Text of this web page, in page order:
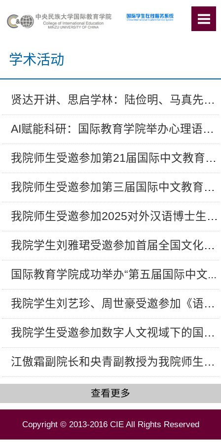
学术活动
贤达开讲、思启学林：陆俭明、马真先生...
AI赋能科研：国际教育学院举办心理语言...
我院师生受邀参加第21届国际中文教育学...
我院师生受邀参加第三届国际中文教育专...
我院师生受邀参加2025对外汉语博士生论...
我院学生刘雅珺受邀参加首届全国文化语...
国际教育学院成功举办“第五届国际中文...
我院学生刘艺珍、周世豪受邀参加《语言...
我院学生受邀参加数字人文视域下的国际...
江傲霜副院长和央青副教授为我院师生进...
查看更多
Copyright © 2013-2016 CIE All Rights Reserved